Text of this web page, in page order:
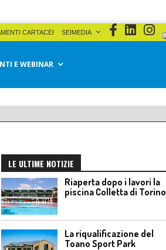
CARTACEI SEIMEDIA
E WEBINAR
LE ULTIME NOTIZIE
Riaperta dopo i lavori la
piscina Colletta di Torino
La riqualificazione del
Toano Sport Park